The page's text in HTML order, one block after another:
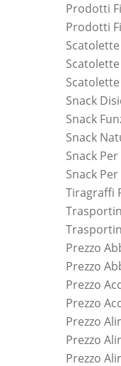
Prodotti
Prodotti
Snack
Snack
Snack
Snack
Snack
Tiragraffi
Prezzo
Prezzo
Prezzo
Prezzo
Prezzo
Prezzo
Prezzo